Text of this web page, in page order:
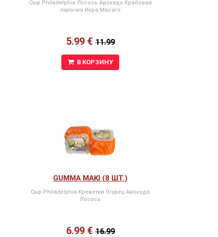
Сыр Philadelphia Лосось Авокадо Крабовая
палочка Икра Масаго
5.99 €11.99
В КОРЗИНУ
GUMMA MAKI (8 ШТ.)
Сыр Philadelphia Kреветки Огурец Авокадо
Лосось
6.99 €16.99